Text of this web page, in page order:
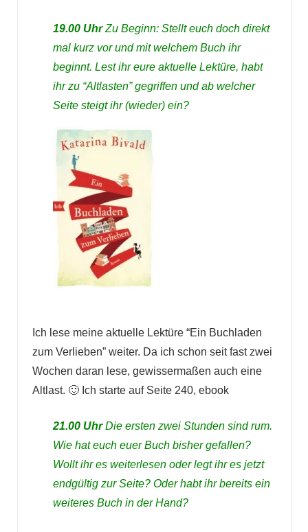
19.00 UhrZu Beginn: Stellt euch doch direkt
mal kurz vor und mit welchem Buch ihr
beginnt. Lest ihr eure aktuelle Lektüre, habt
ihr zu “Altlasten” gegriffen und ab welcher
Seite steigt ihr (wieder) ein?
Ich lese meine aktuelle Lektüre “Ein Buchladen
zum Verlieben” weiter. Da ich schon seit fast zwei
Wochen daran lese, gewissermaßen auch eine
Altlast. 🙂 Ich starte auf Seite 240, ebook
21.00 UhrDie ersten zwei Stunden sind rum.
Wie hat euch euer Buch bisher gefallen?
Wollt ihr es weiterlesen oder legt ihr es jetzt
endgültig zur Seite? Oder habt ihr bereits ein
weiteres Buch in der Hand?